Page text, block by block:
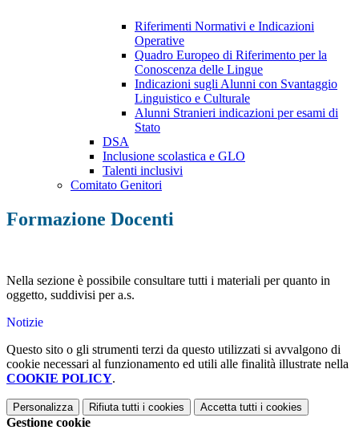
Riferimenti Normativi e Indicazioni
Operative
Quadro Europeo di Riferimento per la
Conoscenza delle Lingue
Indicazioni sugli Alunni con Svantaggio
Linguistico e Culturale
Alunni Stranieri indicazioni per esami di
Stato
DSA
Inclusione scolastica e GLO
Talenti inclusivi
Comitato Genitori
Formazione Docenti
Nella sezione è possibile consultare tutti i materiali per quanto in
oggetto, suddivisi per a.s.
Notizie
Questo sito o gli strumenti terzi da questo utilizzati si avvalgono di
cookie necessari al funzionamento ed utili alle finalità illustrate nella
COOKIE POLICY.
Personalizza Rifiuta tutti i cookies Accetta tutti i cookies
Gestione cookie